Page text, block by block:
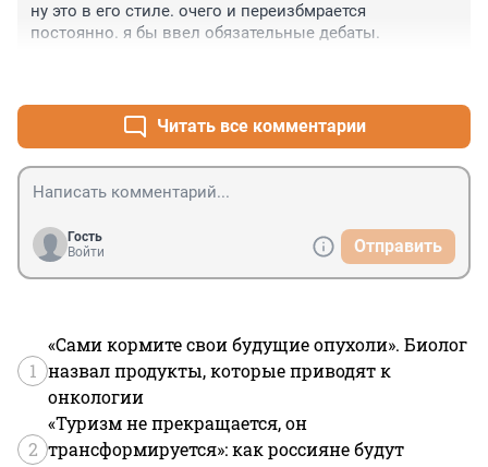
ну это в его стиле. очего и переизбмрается
постоянно. я бы ввел обязательные дебаты.
Читать все комментарии
Гость
Войти
Отправить
1
«Сами кормите свои будущие опухоли». Биолог
назвал продукты, которые приводят к
онкологии
2
«Туризм не прекращается, он
трансформируется»: как россияне будут